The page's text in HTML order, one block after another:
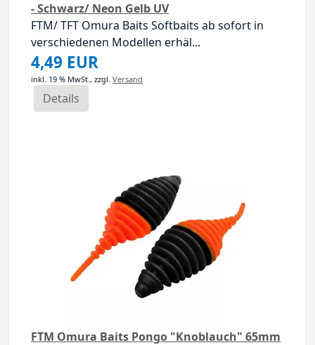
- Schwarz/ Neon Gelb UV
FTM/ TFT Omura Baits Softbaits ab sofort in
verschiedenen Modellen erhäl...
4,49 EUR
inkl. 19 % MwSt., zzgl. Versand
Details
FTM Omura Baits Pongo "Knoblauch" 65mm